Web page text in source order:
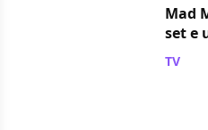
Mad
set e
TV